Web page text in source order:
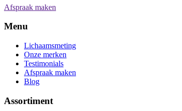
Afspraak maken
Menu
Lichaamsmeting
Onze merken
Testimonials
Afspraak maken
Blog
Assortiment